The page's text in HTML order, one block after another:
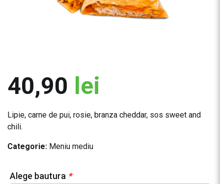
40,90 lei
Lipie, carne de pui, rosie, branza cheddar, sos sweet and
chili.
Categorie: Meniu mediu
Alege bautura *